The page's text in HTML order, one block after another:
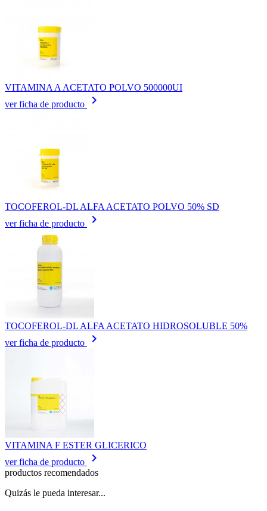
VITAMINA A ACETATO POLVO 500000UI
ver ficha de producto
keyboard_arrow_right
TOCOFEROL-DL ALFA ACETATO POLVO 50% SD
ver ficha de producto
keyboard_arrow_right
TOCOFEROL-DL ALFA ACETATO HIDROSOLUBLE 50%
ver ficha de producto
keyboard_arrow_right
VITAMINA F ESTER GLICERICO
ver ficha de producto
keyboard_arrow_right
productos recomendados
Quizás le pueda interesar...